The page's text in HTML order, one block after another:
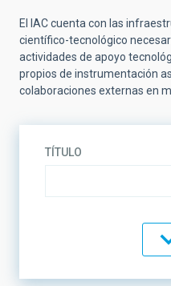
El IAC cuenta con las
científico-tecnológico
actividades de apoyo
propios de instrumentación
colaboraciones externas en
TÍTULO